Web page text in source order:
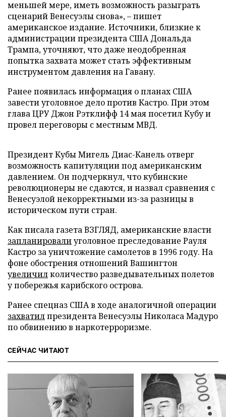
меньшей мере, иметь возможность разыграть
сценарий Венесуэлы снова», – пишет
американское издание. Источники, близкие к
администрации президента США Дональда
Трампа, уточняют, что даже неодобренная
попытка захвата может стать эффективным
инструментом давления на Гавану.
Ранее появилась информация о планах США
завести уголовное дело против Кастро. При этом
глава ЦРУ Джон Рэтклифф 14 мая посетил Кубу и
провел переговоры с местным МВД.
Президент Кубы Мигель Диас-Канель отверг
возможность капитуляции под американским
давлением. Он подчеркнул, что кубинские
революционеры не сдаются, и назвал сравнения с
Венесуэлой некорректными из-за разницы в
историческом пути стран.
Как писала газета ВЗГЛЯД, американские власти
запланировалиуголовное преследование Рауля
Кастро за уничтожение самолетов в 1996 году. На
фоне обострения отношений Вашингтон
увеличилколичество разведывательных полетов
у побережья карибского острова.
Ранее спецназ США в ходе аналогичной операции
захватилпрезидента Венесуэлы Николаса Мадуро
по обвинению в наркотерроризме.
СЕЙЧАС ЧИТАЮТ